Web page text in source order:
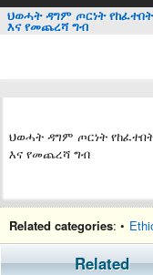
ህወሓት ዳግም ጦርነት
እና የመጨረሻ ግብ
ህወሓት ዳግም ጦርነት
እና የመጨረሻ ግብ
Related categories: •
Related